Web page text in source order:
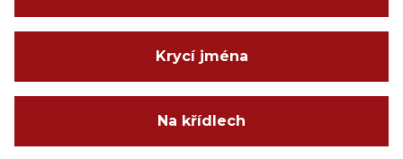
Krycí jména
Na křídlech